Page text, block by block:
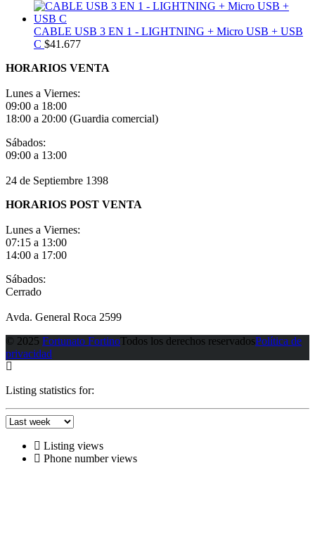
CABLE USB 3 EN 1 - LIGHTNING + Micro USB + USB
C $41.677
HORARIOS VENTA
Lunes a Viernes:
09:00 a 18:00
18:00 a 20:00 (Guardia comercial)
Sábados:
09:00 a 13:00
24 de Septiembre 1398
HORARIOS POST VENTA
Lunes a Viernes:
07:15 a 13:00
14:00 a 17:00
Sábados:
Cerrado
Avda. General Roca 2599
© 2025 Fortunato FortinoTodos los derechos reservadosPolítica de
privacidad
Listing statistics for:
Listing views
Phone number views